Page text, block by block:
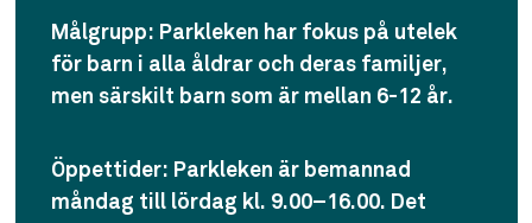
Målgrupp: Parkleken har fokus på utelek
för barn i alla åldrar och deras familjer,
men särskilt barn som är mellan 6-12 år.
Öppettider: Parkleken är bemannad
måndag till lördag kl. 9.00–16.00. Det